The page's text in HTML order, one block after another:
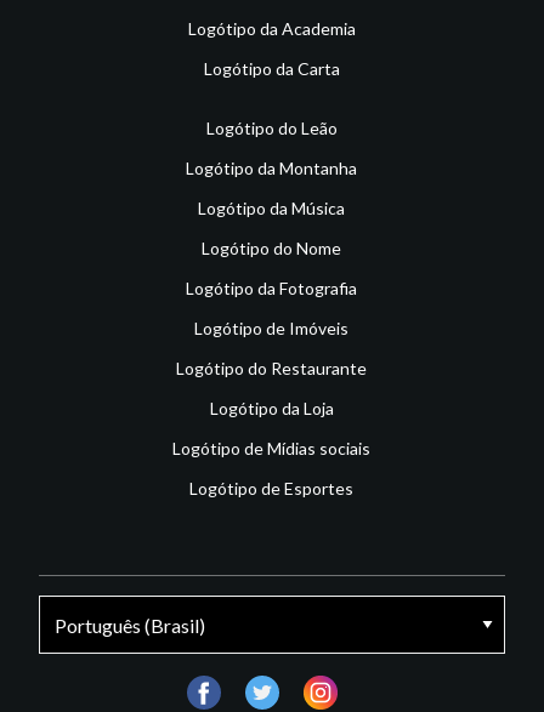
Logótipo da Academia
Logótipo da Carta
Logótipo do Leão
Logótipo da Montanha
Logótipo da Música
Logótipo do Nome
Logótipo da Fotografia
Logótipo de Imóveis
Logótipo do Restaurante
Logótipo da Loja
Logótipo de Mídias sociais
Logótipo de Esportes
facebooktwitter instagram